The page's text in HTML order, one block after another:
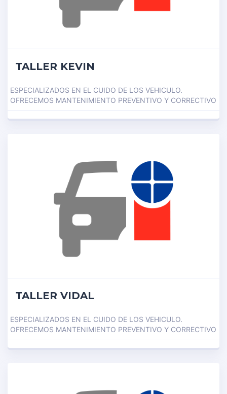
TALLER KEVIN
ESPECIALIZADOS EN EL CUIDO DE LOS VEHICULO.
OFRECEMOS MANTENIMIENTO PREVENTIVO Y CORRECTIVO
TALLER VIDAL
ESPECIALIZADOS EN EL CUIDO DE LOS VEHICULO.
OFRECEMOS MANTENIMIENTO PREVENTIVO Y CORRECTIVO